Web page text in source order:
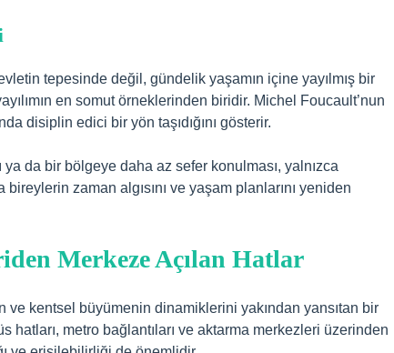
tepesinde değil, gündelik yaşamın içine yayılmış bir
en somut örneklerinden biridir. Michel Foucault’nun
disiplin edici bir yön taşıdığını gösterir.
ya da bir bölgeye daha az sefer konulması, yalnızca
zaman algısını ve yaşam planlarını yeniden
Merkeze Açılan Hatlar
ve kentsel büyümenin dinamiklerini yakından yansıtan bir
hatları, metro bağlantıları ve aktarma merkezleri üzerinden